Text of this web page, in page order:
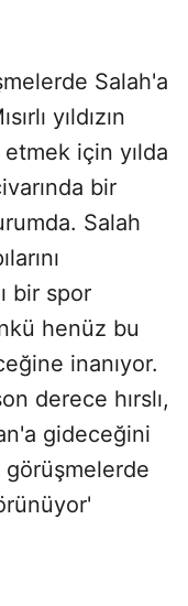
Sesi Aç
Salah'a
yıldızın
için yılda
bir
Salah
bir spor
henüz bu
inanıyor.
derece hırslı,
gideceğini
görüşmelerde